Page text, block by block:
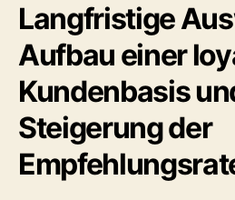
Langfristige
Aufbau einer
Kundenbasis
Steigerung der